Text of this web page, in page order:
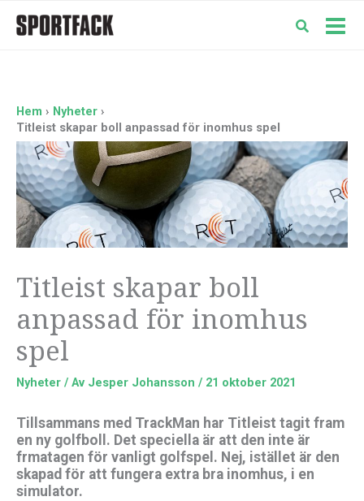
Hem
Nyheter
Titleist skapar boll anpassad för inomhus spel
Titleist skapar boll
anpassad för inomhus
spel
Nyheter / Av Jesper Johansson / 21 oktober 2021
Tillsammans med TrackMan har Titleist tagit fram
en ny golfboll. Det speciella är att den inte är
frmatagen för vanligt golfspel. Nej, istället är den
skapad för att fungera extra bra inomhus, i en
simulator.